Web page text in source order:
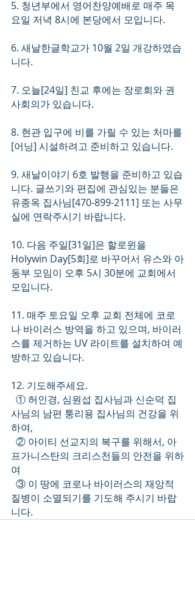
5. 청년부에서 영어찬양예배로 매주 목
요일 저녁 8시에 본당에서 모입니다.
6. 새날한글학교가 10월 2일 개강하였습
니다.
7. 오늘[24일] 친교 후에는 장로회와 권
사회의가 있습니다.
8. 현관 입구에 비를 가릴 수 있는 처마를
[어닝] 시설하려고 준비하고 있습니다.
9. 새날이야기 6호 발행을 준비하고 있습
니다. 글쓰기와 편집에 관심있는 분들은
유종옥 집사님[470-899-2111] 또는 사무
실에 연락주시기 바랍니다.
10. 다음 주일[31일]은 할로윈을
Holywin Day[5회]로 바꾸어서 유스와 아
동부 모임이 오후 5시 30분에 교회에서
모입니다.
11. 매주 토요일 오후 교회 전체에 코로
나 바이러스 방역을 하고 있으며, 바이러
스를 제거하는 UV 라이트를 설치하여 예
방하고 있습니다.
12. 기도해주세요.
사님의 남편 퉁리용 집사님의 건강을 위
하여,
프가니스탄의 크리스천들의 안전을 위하
여
질병이 소멸되기를 기도해 주시기 바랍
니다.